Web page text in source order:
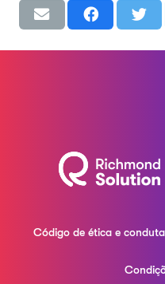
Código de ética e